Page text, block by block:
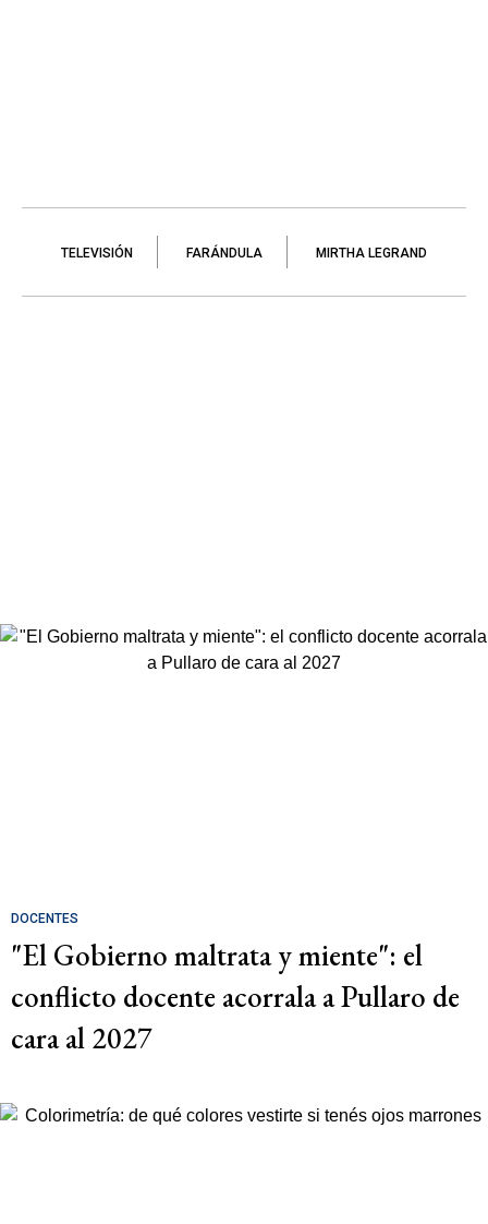
TELEVISIÓN FARÁNDULA MIRTHA LEGRAND
DOCENTES
"El Gobierno maltrata y miente": el
conflicto docente acorrala a Pullaro de
cara al 2027